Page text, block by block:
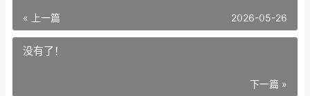
« 上一篇 2026-05-26
没有了！
下一篇 »